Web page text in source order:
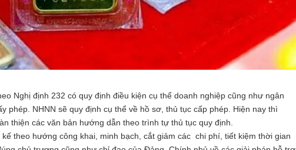
Nghị định 232 có quy định điều kiện cụ thể doanh nghiệp cũng như ngân
phép. NHNN sẽ quy định cụ thể về hồ sơ, thủ tục cấp phép. Hiện nay thì
thiện các văn bản hướng dẫn theo trình tự thủ tục quy định.
theo hướng công khai, minh bạch, cắt giảm các chi phí, tiết kiệm thời gian